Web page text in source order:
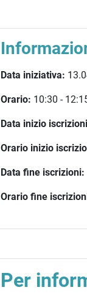
Data iniziativa:
Orario: 10:30 -
Data inizio
Orario inizio
Data fine iscrizioni:
Orario fine
Per